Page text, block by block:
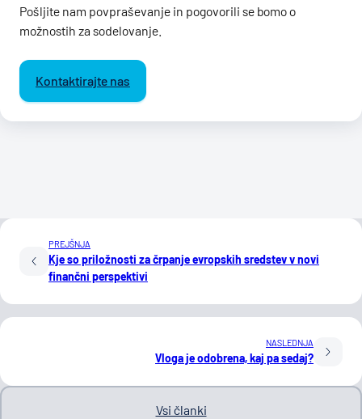
Pošljite nam povpraševanje in pogovorili se bomo o
možnostih za sodelovanje.
Kontaktirajte nas
PREJŠNJA
Kje so priložnosti za črpanje evropskih sredstev v novi
finančni perspektivi
NASLEDNJA
Vloga je odobrena, kaj pa sedaj?
Vsi članki